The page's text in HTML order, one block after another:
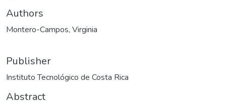
Authors
Montero-Campos, Virginia
Publisher
Instituto Tecnológico de Costa Rica
Abstract